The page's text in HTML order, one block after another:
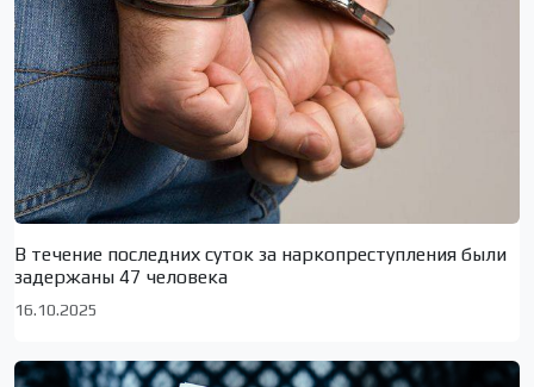
В течение последних суток за наркопреступления были
задержаны 47 человека
16.10.2025